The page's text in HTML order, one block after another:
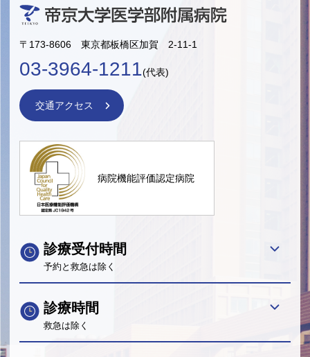
〒173-8606 東京都板橋区加賀 2-11-1
03-3964-1211(代表)
交通アクセス
病院機能評価認定病院
診療受付時間
予約と救急は除く
診療時間
救急は除く